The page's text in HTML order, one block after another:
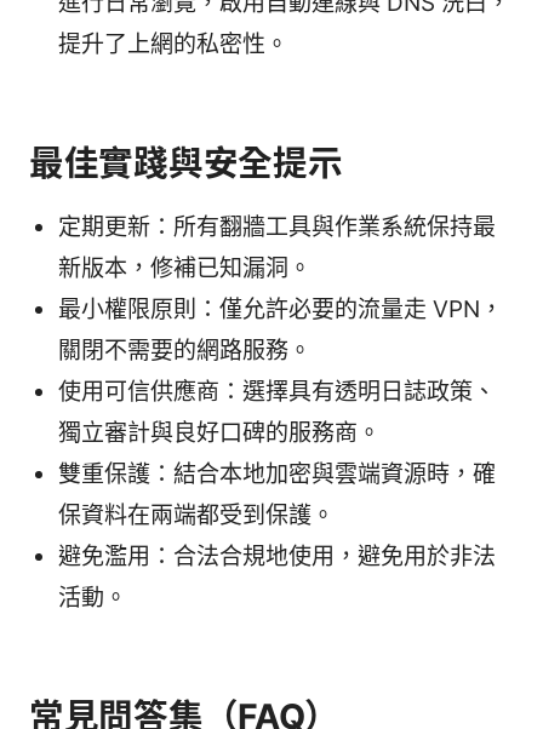
提升了上網的私密性。
最佳實踐與安全提示
定期更新：所有翻牆工具與作業系統保持最
新版本，修補已知漏洞。
最小權限原則：僅允許必要的流量走 VPN，
關閉不需要的網路服務。
使用可信供應商：選擇具有透明日誌政策、
獨立審計與良好口碑的服務商。
雙重保護：結合本地加密與雲端資源時，確
保資料在兩端都受到保護。
避免濫用：合法合規地使用，避免用於非法
活動。
常見問答集（FAQ）